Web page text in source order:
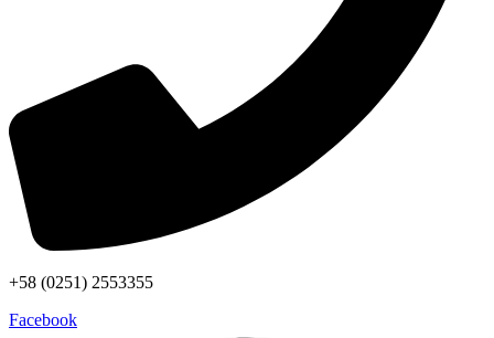
+58 (0251) 2553355
Facebook